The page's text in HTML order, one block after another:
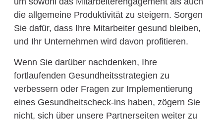
die allgemeine Produktivität zu steigern. Sorgen
Sie dafür, dass Ihre Mitarbeiter gesund bleiben,
und Ihr Unternehmen wird davon profitieren.
Wenn Sie darüber nachdenken, Ihre
fortlaufenden Gesundheitsstrategien zu
verbessern oder Fragen zur Implementierung
eines Gesundheitscheck-ins haben, zögern Sie
nicht, sich über unsere Partnerseiten weiter zu